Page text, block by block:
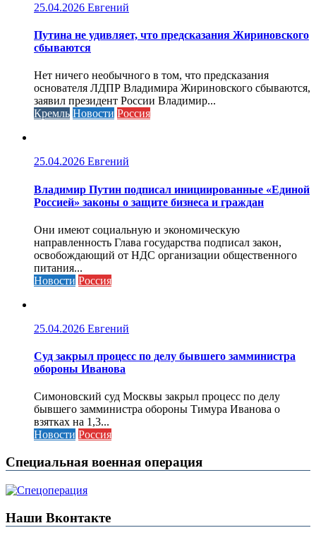
25.04.2026 Евгений
Путина не удивляет, что предсказания Жириновского
сбываются
Нет ничего необычного в том, что предсказания
основателя ЛДПР Владимира Жириновского сбываются,
заявил президент России Владимир...
Кремль Новости Россия
25.04.2026 Евгений
Владимир Путин подписал инициированные «Единой
Россией» законы о защите бизнеса и граждан
Они имеют социальную и экономическую
направленность Глава государства подписал закон,
освобождающий от НДС организации общественного
питания...
Новости Россия
25.04.2026 Евгений
Cуд закрыл процесс по делу бывшего замминистра
обороны Иванова
Симоновский суд Москвы закрыл процесс по делу
бывшего замминистра обороны Тимура Иванова о
взятках на 1,3...
Новости Россия
Специальная военная операция
Наши Вконтакте